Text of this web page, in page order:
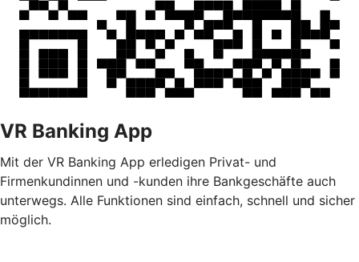
VR Banking App
Mit der VR Banking App erledigen Privat- und
Firmenkundinnen und -kunden ihre Bankgeschäfte auch
unterwegs. Alle Funktionen sind einfach, schnell und sicher
möglich.